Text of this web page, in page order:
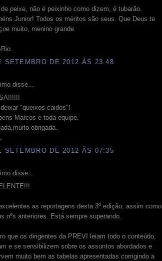
de peixe, não é peixinho como dizem, é tubarão.
Junior! Todos os méritos são seus. Que Deus te
muito, menino grande.
Rio.
SETEMBRO DE 2012 ÀS 23:48
disse...
"queixos caidos"!
Marcos e toda equipe.
obrigada.
SETEMBRO DE 2012 ÀS 07:35
disse...
as reportagens desta 3º edição, assim como
nºs anteriores. Está sempre superando.
que os dirigentes da PREVI leiam todo o conteúdo,
e se sensibilizem sobre os assuntos abordados e
muito bem as tabelas apresentadas corrigindo a